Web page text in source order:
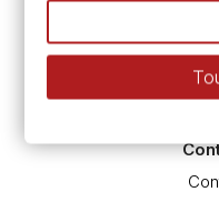
L’aquarelle
Le vocabulaire
Différence entre
Préparer une toile